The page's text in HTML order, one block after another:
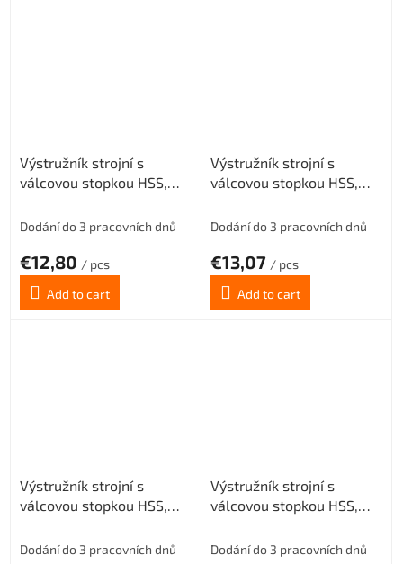
Výstružník strojní s
válcovou stopkou HSS,
Dodání do 3 pracovních dnů
€12,80 / pcs
Add to cart
Výstružník strojní s
válcovou stopkou HSS,
Dodání do 3 pracovních dnů
€13,07 / pcs
Add to cart
Výstružník strojní s
válcovou stopkou HSS,
Dodání do 3 pracovních dnů
Výstružník strojní s
válcovou stopkou HSS,
Dodání do 3 pracovních dnů